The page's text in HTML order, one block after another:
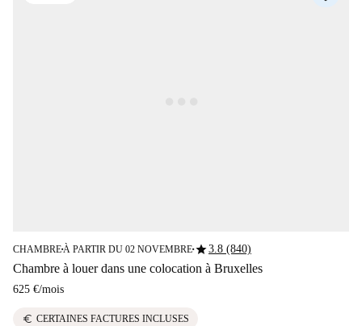
CHAMBRE■À PARTIR DU 02 NOVEMBRE■star3.8 (840)
Chambre à louer dans une colocation à Bruxelles
625 €/mois
euro CERTAINES FACTURES INCLUSES